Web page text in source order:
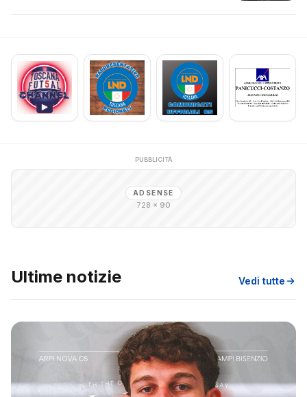
PUBBLICITÀ
ADSENSE
728 × 90
Ultime notizie Vedi tutte